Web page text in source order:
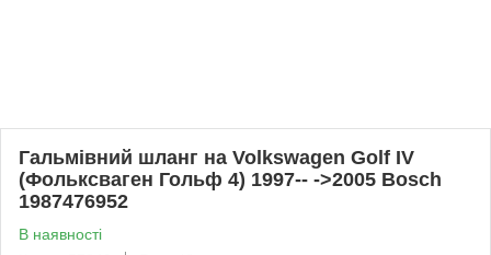
Гальмівний шланг на Volkswagen Golf IV
(Фольксваген Гольф 4) 1997-- ->2005 Bosch
1987476952
В наявності